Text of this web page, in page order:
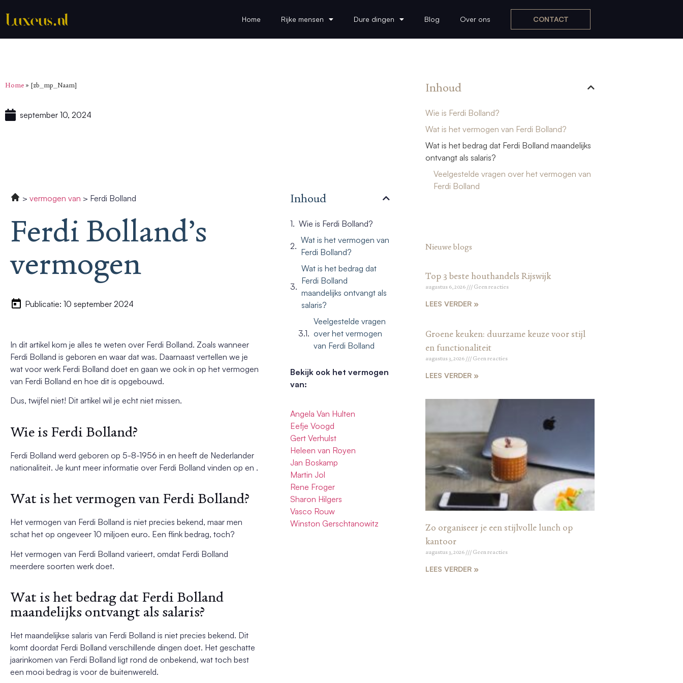
Home Rijke mensen Dure dingen Blog Over ons CONTACT
Home » [zb_mp_Naam]
september 10, 2024
vermogen van Ferdi Bolland
Ferdi Bolland’s
vermogen
Publicatie: 10 september 2024
In dit artikel kom je alles te weten over Ferdi Bolland. Zoals wanneer
Ferdi Bolland is geboren en waar dat was. Daarnaast vertellen we je
wat voor werk Ferdi Bolland doet en gaan we ook in op het vermogen
van Ferdi Bolland en hoe dit is opgebouwd.
Dus, twijfel niet! Dit artikel wil je echt niet missen.
Wie is Ferdi Bolland?
Ferdi Bolland werd geboren op 5-8-1956 in en heeft de Nederlander
nationaliteit. Je kunt meer informatie over Ferdi Bolland vinden op en .
Wat is het vermogen van Ferdi Bolland?
Het vermogen van Ferdi Bolland is niet precies bekend, maar men
schat het op ongeveer 10 miljoen euro. Een flink bedrag, toch?
Het vermogen van Ferdi Bolland varieert, omdat Ferdi Bolland
meerdere soorten werk doet.
Wat is het bedrag dat Ferdi Bolland
maandelijks ontvangt als salaris?
Het maandelijkse salaris van Ferdi Bolland is niet precies bekend. Dit
komt doordat Ferdi Bolland verschillende dingen doet. Het geschatte
jaarinkomen van Ferdi Bolland ligt rond de onbekend, wat toch best
een mooi bedrag is voor de buitenwereld.
Inhoud
Wie is Ferdi Bolland?
Wat is het vermogen van
Ferdi Bolland?
Wat is het bedrag dat
Ferdi Bolland
maandelijks ontvangt als
salaris?
Veelgestelde vragen
over het vermogen
van Ferdi Bolland
Bekijk ook het vermogen
van:
Angela Van Hulten
Eefje Voogd
Gert Verhulst
Heleen van Royen
Jan Boskamp
Martin Jol
Rene Froger
Sharon Hilgers
Vasco Rouw
Winston Gerschtanowitz
Inhoud
Wie is Ferdi Bolland?
Wat is het vermogen van Ferdi Bolland?
Wat is het bedrag dat Ferdi Bolland maandelijks
ontvangt als salaris?
Veelgestelde vragen over het vermogen van
Ferdi Bolland
Nieuwe blogs
Top 3 beste houthandels Rijswijk
augustus 6, 2026 Geen reacties
LEES VERDER »
Groene keuken: duurzame keuze voor stijl
en functionaliteit
augustus 3, 2026 Geen reacties
LEES VERDER »
Zo organiseer je een stijlvolle lunch op
kantoor
augustus 3, 2026 Geen reacties
LEES VERDER »